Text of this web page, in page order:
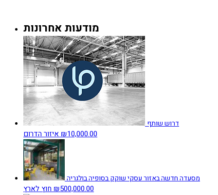
מודעות אחרונות
דרוש שותף
₪10,000.00איזור הדרום
מסעדה חדשה באזור עסקי שוקק בסופיה בולגריה
₪500,000.00חוץ לארץ